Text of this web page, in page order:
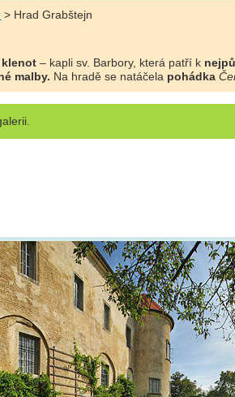
> Hrad Grabštejn
– kapli sv. Barbory, která patří k
malby. Na hradě se natáčela pohádka